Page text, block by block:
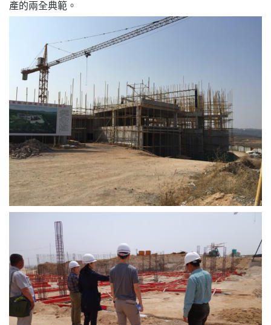
產的兩全典範。